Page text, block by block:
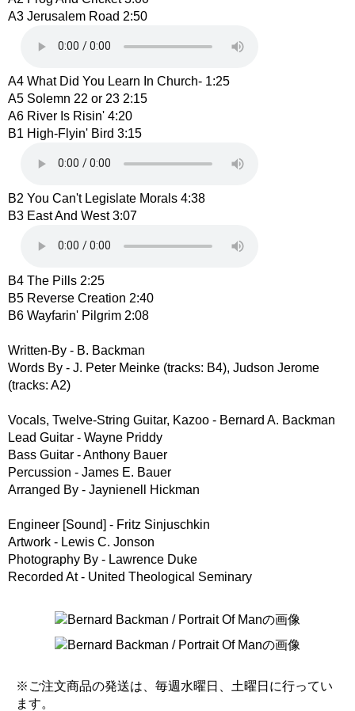
A3 Jerusalem Road 2:50
A4 What Did You Learn In Church- 1:25
A5 Solemn 22 or 23 2:15
A6 River Is Risin' 4:20
B1 High-Flyin' Bird 3:15
B2 You Can't Legislate Morals 4:38
B3 East And West 3:07
B4 The Pills 2:25
B5 Reverse Creation 2:40
B6 Wayfarin' Pilgrim 2:08
Written-By - B. Backman
Words By - J. Peter Meinke (tracks: B4), Judson Jerome
(tracks: A2)
Vocals, Twelve-String Guitar, Kazoo - Bernard A. Backman
Lead Guitar - Wayne Priddy
Bass Guitar - Anthony Bauer
Percussion - James E. Bauer
Arranged By - Jaynienell Hickman
Engineer [Sound] - Fritz Sinjuschkin
Artwork - Lewis C. Jonson
Photography By - Lawrence Duke
Recorded At - United Theological Seminary
※ご注文商品の発送は、毎週水曜日、土曜日に行ってい
ます。